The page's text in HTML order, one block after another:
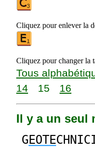
Cliquez pour enlever la
Cliquez pour changer la
Tous
14
15 16
Il y a un seul
GEOTE